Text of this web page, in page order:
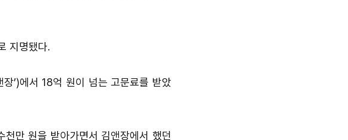
지명됐다.
’)에서 18억 원이 넘는 고문료를 받았
만 원을 받아가면서 김앤장에서 했던